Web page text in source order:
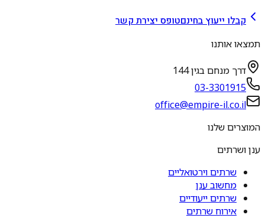
קבלו ייעוץ בחינםטופס יצירת קשר
תמצאו אותנו
דרך מנחם בגין 144
03-3301915
office@empire-il.co.il
המוצרים שלנו
ענן ושרתים
שרתים וירטואליים
מחשוב ענן
שרתים ייעודיים
אירוח שרתים